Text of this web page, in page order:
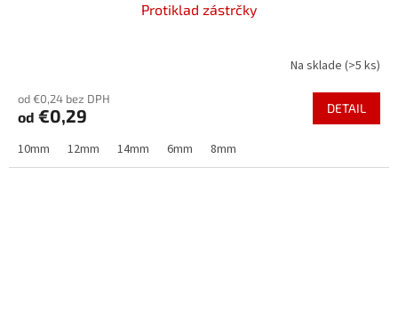
Protiklad zástrčky
Na sklade (>5 ks)
od €0,24 bez DPH
od €0,29 DETAIL
10mm 12mm 14mm 6mm 8mm